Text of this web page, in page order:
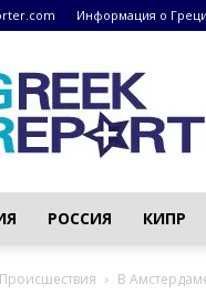
Информация о
Греческие
новости
–
РОССИЯ КИПР
Происшествия В